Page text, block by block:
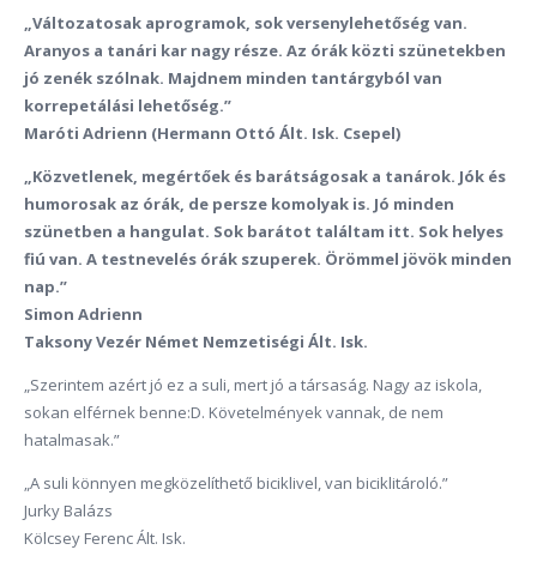
„Változatosak aprogramok, sok versenylehetőség van.
Aranyos a tanári kar nagy része. Az órák közti szünetekben
jó zenék szólnak. Majdnem minden tantárgyból van
korrepetálási lehetőség.”
Maróti Adrienn (Hermann Ottó Ált. Isk. Csepel)
„Közvetlenek, megértőek és barátságosak a tanárok. Jók és
humorosak az órák, de persze komolyak is. Jó minden
szünetben a hangulat. Sok barátot találtam itt. Sok helyes
fiú van. A testnevelés órák szuperek. Örömmel jövök minden
nap.”
Simon Adrienn
Taksony Vezér Német Nemzetiségi Ált. Isk.
„Szerintem azért jó ez a suli, mert jó a társaság. Nagy az iskola,
sokan elférnek benne:D. Követelmények vannak, de nem
hatalmasak.”
„A suli könnyen megközelíthető biciklivel, van biciklitároló.”
Jurky Balázs
Kölcsey Ferenc Ált. Isk.